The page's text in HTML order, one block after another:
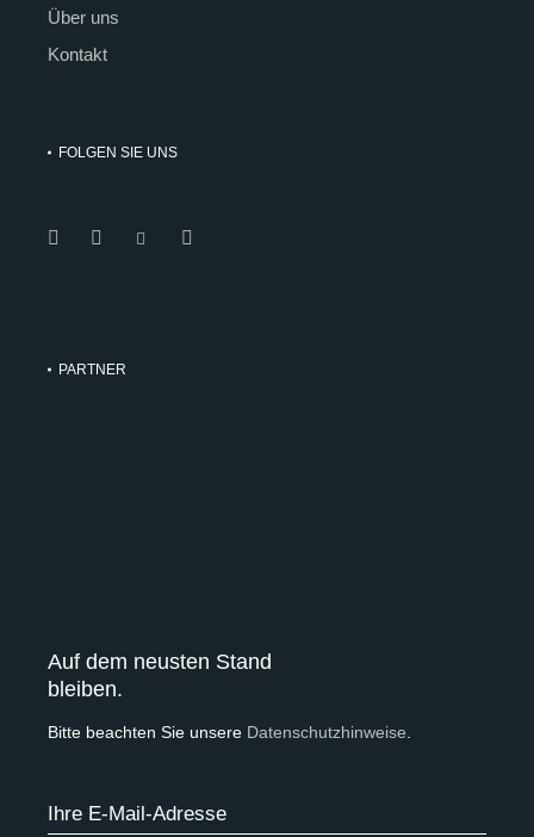
Über uns
Kontakt
FOLGEN SIE UNS
PARTNER
Auf dem neusten Stand
bleiben.
Bitte beachten Sie unsere Datenschutzhinweise.